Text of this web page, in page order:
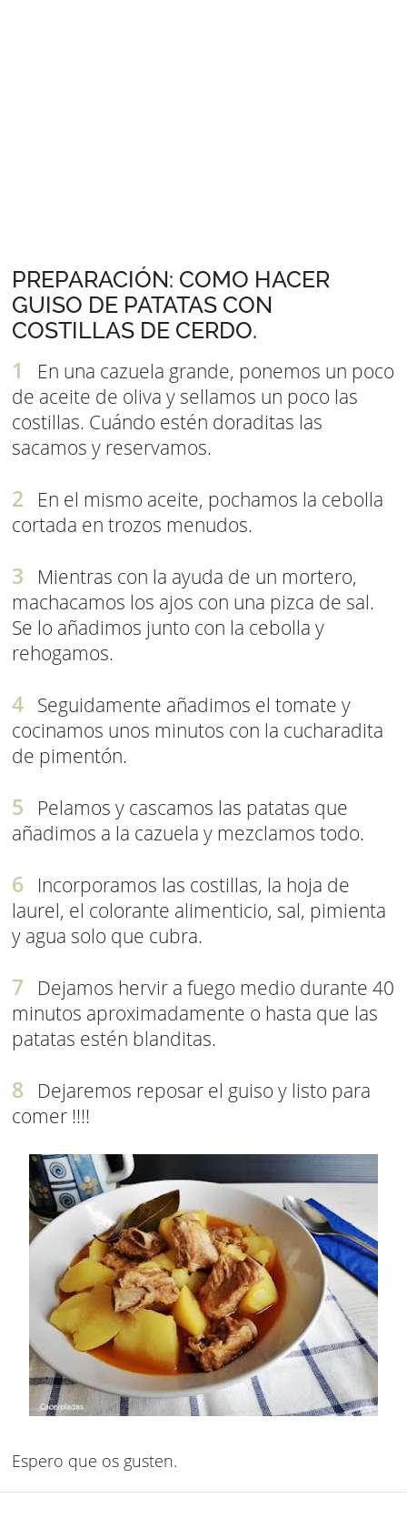
PREPARACIÓN: COMO HACER
GUISO DE PATATAS CON
COSTILLAS DE CERDO.
En una cazuela grande, ponemos un poco
de aceite de oliva y sellamos un poco las
costillas. Cuándo estén doraditas las
sacamos y reservamos.
En el mismo aceite, pochamos la cebolla
cortada en trozos menudos.
Mientras con la ayuda de un mortero,
machacamos los ajos con una pizca de sal.
Se lo añadimos junto con la cebolla y
rehogamos.
Seguidamente añadimos el tomate y
cocinamos unos minutos con la cucharadita
de pimentón.
Pelamos y cascamos las patatas que
añadimos a la cazuela y mezclamos todo.
Incorporamos las costillas, la hoja de
laurel, el colorante alimenticio, sal, pimienta
y agua solo que cubra.
Dejamos hervir a fuego medio durante 40
minutos aproximadamente o hasta que las
patatas estén blanditas.
Dejaremos reposar el guiso y listo para
comer !!!!
Espero que os gusten.